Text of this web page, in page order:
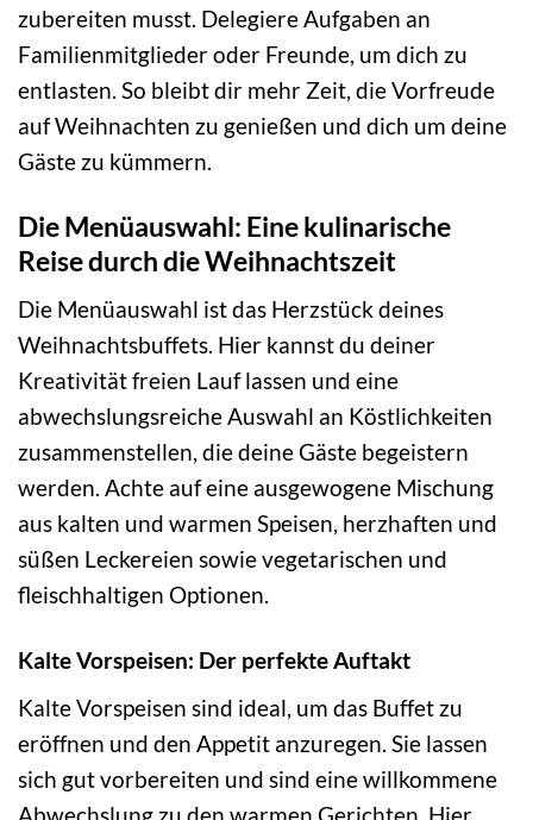
zubereiten musst. Delegiere Aufgaben an
Familienmitglieder oder Freunde, um dich zu
entlasten. So bleibt dir mehr Zeit, die Vorfreude
auf Weihnachten zu genießen und dich um deine
Gäste zu kümmern.
Die Menüauswahl: Eine kulinarische
Reise durch die Weihnachtszeit
Die Menüauswahl ist das Herzstück deines
Weihnachtsbuffets. Hier kannst du deiner
Kreativität freien Lauf lassen und eine
abwechslungsreiche Auswahl an Köstlichkeiten
zusammenstellen, die deine Gäste begeistern
werden. Achte auf eine ausgewogene Mischung
aus kalten und warmen Speisen, herzhaften und
süßen Leckereien sowie vegetarischen und
fleischhaltigen Optionen.
Kalte Vorspeisen: Der perfekte Auftakt
Kalte Vorspeisen sind ideal, um das Buffet zu
eröffnen und den Appetit anzuregen. Sie lassen
sich gut vorbereiten und sind eine willkommene